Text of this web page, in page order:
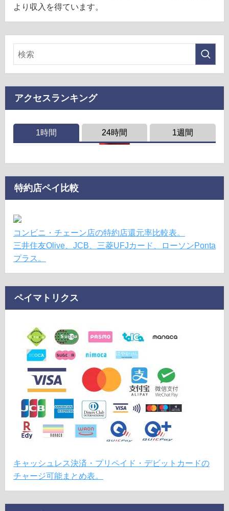
より収入を得ています。
アクセスランキング
1時間 24時間 1週間
特約店ペイ比較
コンビニ・チェーン店の特約店還元率比較表。
三井住友Olive、JCB、三菱UFJカード、ローソンPonta
プラス。
ペイマトリクス
キャッシュレス決済・プリペイド・デビットカードの
チャージ可能まとめ表。